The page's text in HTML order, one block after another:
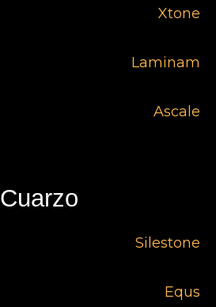
Xtone
Laminam
Ascale
Cuarzo
Silestone
Equs